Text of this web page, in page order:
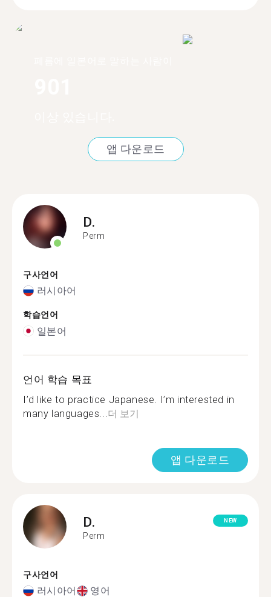
앱 다운로드
D.
Perm
구사언어
러시아어
학습언어
일본어
언어 학습 목표
I’d like to practice Japanese. I’m interested in
many languages... 더 보기
앱 다운로드
D.
Perm
NEW
구사언어
러시아어 영어